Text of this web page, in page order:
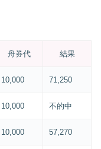
舟券代 結果
10,000 71,250
10,000 不的中
10,000 57,270